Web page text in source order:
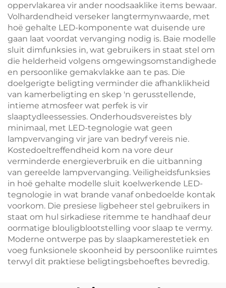
oppervlakarea vir ander noodsaaklike items bewaar.
Volhardendheid verseker langtermynwaarde, met
hoë gehalte LED-komponente wat duisende ure
gaan laat voordat vervanging nodig is. Baie modelle
sluit dimfunksies in, wat gebruikers in staat stel om
die helderheid volgens omgewingsomstandighede
en persoonlike gemakvlakke aan te pas. Die
doelgerigte beligting verminder die afhanklikheid
van kamerbeligting en skep 'n gerusstellende,
intieme atmosfeer wat perfek is vir
slaaptydleessessies. Onderhoudsvereistes bly
minimaal, met LED-tegnologie wat geen
lampvervanging vir jare van bedryf vereis nie.
Kostedoeltreffendheid kom na vore deur
verminderde energieverbruik en die uitbanning
van gereelde lampvervanging. Veiligheidsfunksies
in hoë gehalte modelle sluit koelwerkende LED-
tegnologie in wat brande vanaf onbedoelde kontak
voorkom. Die presiese ligbeheer stel gebruikers in
staat om hul sirkadiese ritemme te handhaaf deur
oormatige blouligblootstelling voor slaap te vermy.
Moderne ontwerpe pas by slaapkamerestetiek en
voeg funksionele skoonheid by persoonlike ruimtes
terwyl dit praktiese beligtingsbehoeftes bevredig.